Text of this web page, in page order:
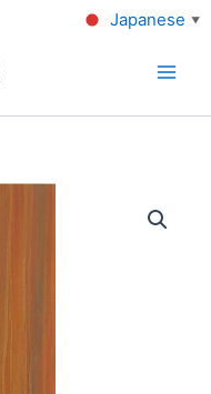
Japanese ▼